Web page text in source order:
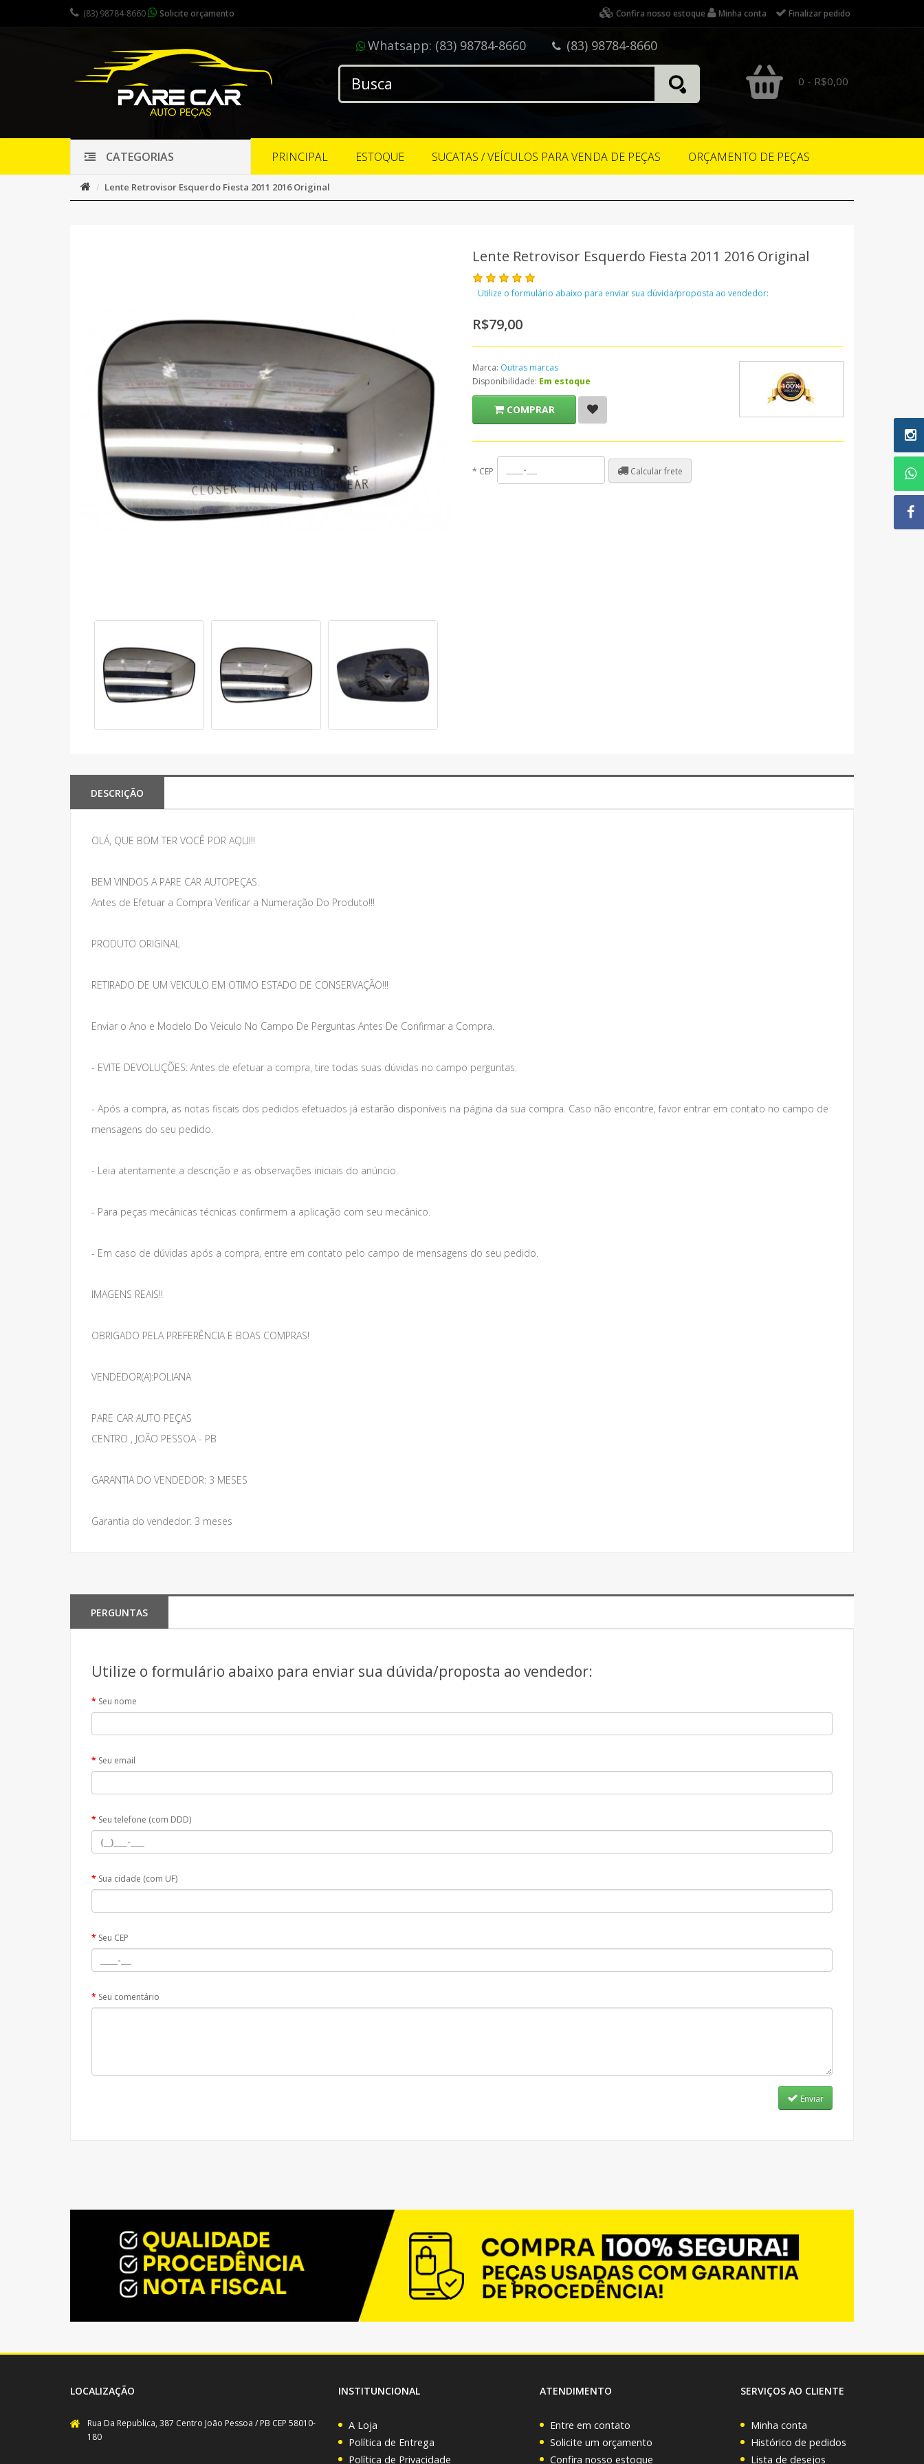
(83) 98784-8660 Solicite orçamento Confira nosso estoque Minha conta Finalizar pedido
Whatsapp: (83) 98784-8660 (83) 98784-8660
0 - R$0,00
CATEGORIAS PRINCIPAL ESTOQUE SUCATAS / VEÍCULOS PARA VENDA DE PEÇAS ORÇAMENTO DE PEÇAS
Lente Retrovisor Esquerdo Fiesta 2011 2016 Original
Lente Retrovisor Esquerdo Fiesta 2011 2016 Original
Utilize o formulário abaixo para enviar sua dúvida/proposta ao vendedor:
R$79,00
Marca: Outras marcas
Disponibilidade: Em estoque
COMPRAR
* CEP Calcular frete
DESCRIÇÃO
OLÁ, QUE BOM TER VOCÊ POR AQUI!!
BEM VINDOS A PARE CAR AUTOPEÇAS.
Antes de Efetuar a Compra Verificar a Numeração Do Produto!!!
PRODUTO ORIGINAL
RETIRADO DE UM VEICULO EM OTIMO ESTADO DE CONSERVAÇÃO!!!
Enviar o Ano e Modelo Do Veiculo No Campo De Perguntas Antes De Confirmar a Compra.
- EVITE DEVOLUÇÕES: Antes de efetuar a compra, tire todas suas dúvidas no campo perguntas.
- Após a compra, as notas fiscais dos pedidos efetuados já estarão disponíveis na página da sua compra. Caso não encontre, favor entrar em contato no campo de
mensagens do seu pedido.
- Leia atentamente a descrição e as observações iniciais do anúncio.
- Para peças mecânicas técnicas confirmem a aplicação com seu mecânico.
- Em caso de dúvidas após a compra, entre em contato pelo campo de mensagens do seu pedido.
IMAGENS REAIS!!
OBRIGADO PELA PREFERÊNCIA E BOAS COMPRAS!
VENDEDOR(A):POLIANA
PARE CAR AUTO PEÇAS
CENTRO , JOÃO PESSOA - PB
GARANTIA DO VENDEDOR: 3 MESES
Garantia do vendedor: 3 meses
PERGUNTAS
Utilize o formulário abaixo para enviar sua dúvida/proposta ao vendedor:
Seu nome
Seu email
Seu telefone (com DDD)
Sua cidade (com UF)
Seu CEP
Seu comentário
Enviar
LOCALIZAÇÃO
Rua Da Republica, 387 Centro João Pessoa / PB CEP 58010-
180
INSTITUNCIONAL
A Loja
Política de Entrega
Política de Privacidade
ATENDIMENTO
Entre em contato
Solicite um orçamento
Confira nosso estoque
SERVIÇOS AO CLIENTE
Minha conta
Histórico de pedidos
Lista de desejos